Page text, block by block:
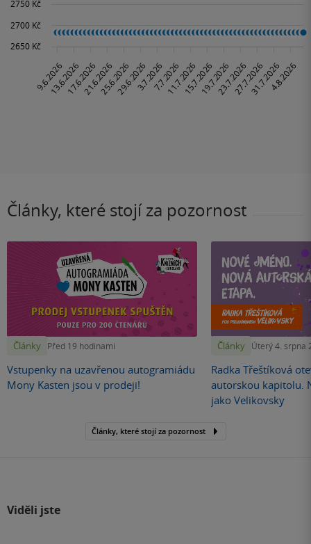
Články, které stojí za pozornost
Články Před 19 hodinami
Vstupenky na uzavřenou autogramiádu
Mony Kasten jsou v prodeji!
Články Úterý 4. srpna
Radka Třeštíková
autorskou kapitolu.
jako Velikovsky
Články, které stojí za pozornost
Viděli jste